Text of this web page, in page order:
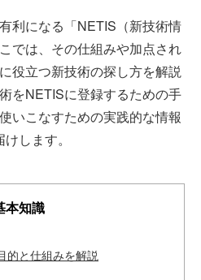
利になる「NETIS（新技術情
では、その仕組みや加点され
役立つ新技術の探し方を解説
をNETISに登録するための手
いこなすための実践的な情報
します。
本知識
的と仕組みを解説